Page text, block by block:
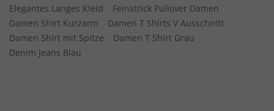
Elegantes Langes Kleid
Feinstrick Pullover Damen
Damen Shirt Kurzarm
Damen T Shirts V Ausschnitt
Damen Shirt mit Spitze
Damen T Shirt Grau
Denim Jeans Blau